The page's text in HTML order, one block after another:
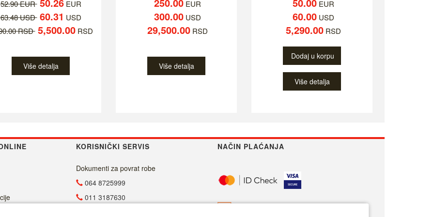
52.90 EUR 50.26EUR
63.48 USD 60.31 USD
RSD 5,500.00RSD
Više detalja
250.00 EUR
300.00 USD
29,500.00 RSD
Više detalja
50.00EUR
60.00USD
5,290.00RSD
Dodaj u korpu
Više detalja
KORISNIČKI SERVIS NAČIN PLAĆANJA
Dokumenti za povrat robe
064 8725999
011 3187630